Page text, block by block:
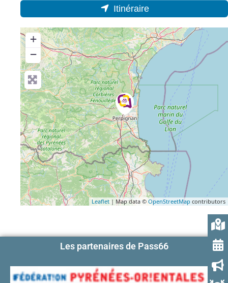
Itinéraire
+
−
Leaflet | Map data ©OpenStreetMap contributors
Les partenaires de Pass66